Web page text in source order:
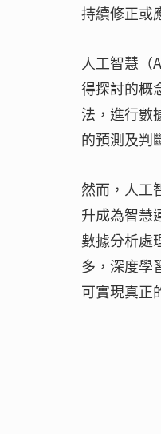
持續修正或
人工智慧（
得探討的概
法，進行數
的預測及判
然而，人工
升成為智慧
數據分析處
多，深度學
可實現真正